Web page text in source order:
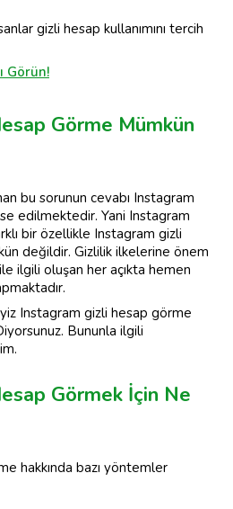
gizli hesap kullanımını tercih
Görün!
Görme Mümkün
bu sorunun cevabı Instagram
edilmektedir. Yani Instagram
bir özellikle Instagram gizli
değildir. Gizlilik ilkelerine önem
ilgili oluşan her açıkta hemen
Instagram gizli hesap görme
Bununla ilgili
Görmek İçin Ne
hakkında bazı yöntemler